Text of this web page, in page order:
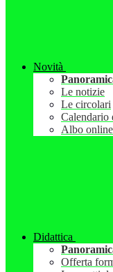
Novità
Le notizie
Le circolari
Calendario
Albo online
Didattica
Offerta